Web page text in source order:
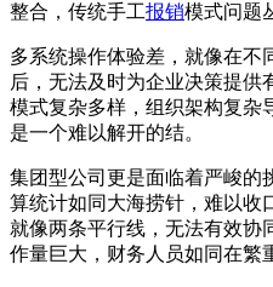
整合，传统手工报销模式问题
多系统操作体验差，就像在不
后，无法及时为企业决策提供
模式复杂多样，组织架构复杂
是一个难以解开的结。
集团型公司更是面临着严峻的
算统计如同大海捞针，难以收
就像两条平行线，无法有效协
作量巨大，财务人员如同在繁